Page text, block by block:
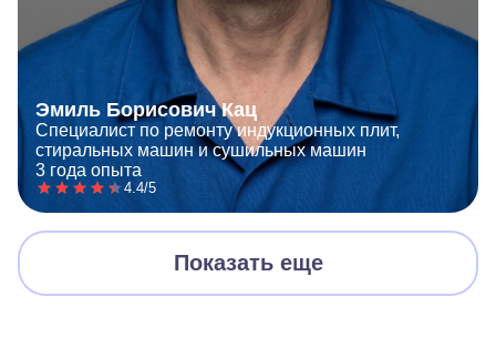
Эмиль Борисович Кац
Специалист по ремонту индукционных плит,
стиральных машин и сушильных машин
3 года опыта
4.4/5
Показать еще